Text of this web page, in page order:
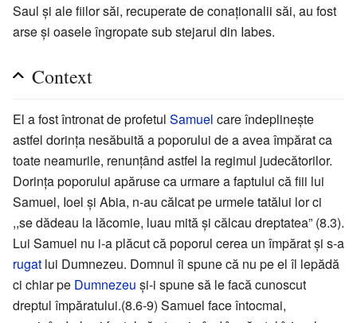
Saul şi ale fiilor săi, recuperate de conaţionalii săi, au fost
arse şi oasele îngropate sub stejarul din Iabes.
Context
El a fost întronat de profetul Samuel care îndeplineşte
astfel dorinţa nesăbuită a poporului de a avea împărat ca
toate neamurile, renunţând astfel la regimul judecătorilor.
Dorinţa poporului apăruse ca urmare a faptului că fiii lui
Samuel, Ioel şi Abia, n-au călcat pe urmele tatălui lor ci
,,se dădeau la lăcomie, luau mită şi călcau dreptatea” (8.3).
Lui Samuel nu i-a plăcut că poporul cerea un împărat şi s-a
rugat lui Dumnezeu. Domnul îi spune că nu pe el îl lepădă
ci chiar pe Dumnezeu şi-i spune să le facă cunoscut
dreptul împăratului.(8.6-9) Samuel face întocmai,